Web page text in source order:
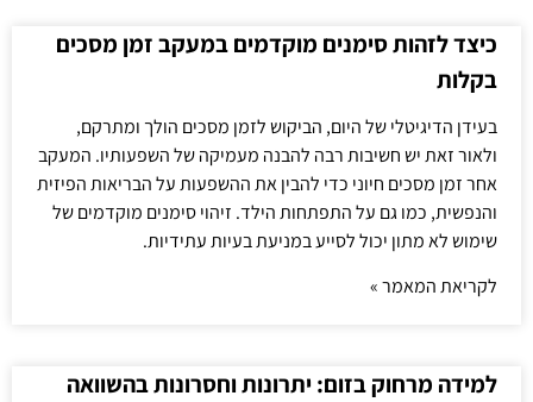
כיצד לזהות סימנים מוקדמים במעקב זמן מסכים
בקלות
בעידן הדיגיטלי של היום, הביקוש לזמן מסכים הולך ומתרקם,
ולאור זאת יש חשיבות רבה להבנה מעמיקה של השפעותיו. המעקב
אחר זמן מסכים חיוני כדי להבין את ההשפעות על הבריאות הפיזית
והנפשית, כמו גם על התפתחות הילד. זיהוי סימנים מוקדמים של
שימוש לא מתון יכול לסייע במניעת בעיות עתידיות.
לקריאת המאמר »
למידה מרחוק בזום: יתרונות וחסרונות בהשוואה